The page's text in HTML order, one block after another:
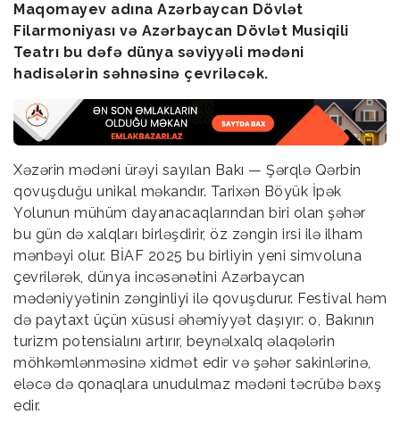
Maqomayev adına Azərbaycan Dövlət
Filarmoniyası və Azərbaycan Dövlət Musiqili
Teatrı bu dəfə dünya səviyyəli mədəni
hadisələrin səhnəsinə çevriləcək.
Xəzərin mədəni ürəyi sayılan Bakı — Şərqlə Qərbin
qovuşduğu unikal məkandır. Tarixən Böyük İpək
Yolunun mühüm dayanacaqlarından biri olan şəhər
bu gün də xalqları birləşdirir, öz zəngin irsi ilə ilham
mənbəyi olur. BİAF 2025 bu birliyin yeni simvoluna
çevrilərək, dünya incəsənətini Azərbaycan
mədəniyyətinin zənginliyi ilə qovuşdurur. Festival həm
də paytaxt üçün xüsusi əhəmiyyət daşıyır: o, Bakının
turizm potensialını artırır, beynəlxalq əlaqələrin
möhkəmlənməsinə xidmət edir və şəhər sakinlərinə,
eləcə də qonaqlara unudulmaz mədəni təcrübə bəxş
edir.